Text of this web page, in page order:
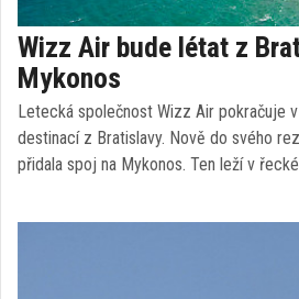
Wizz Air bude létat z
Mykonos
Letecká společnost Wizz Air pokračuje
destinací z Bratislavy. Nově do svého
přidala spoj na Mykonos. Ten leží v